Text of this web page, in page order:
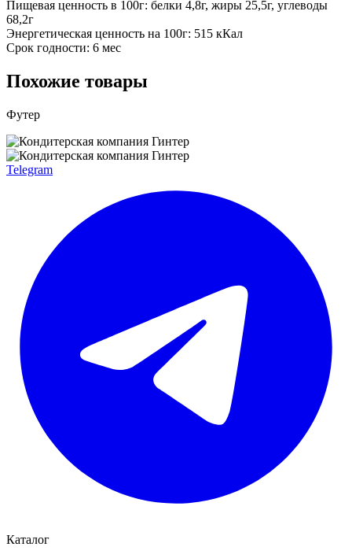
Пищевая ценность в 100г: белки 4,8г, жиры 25,5г, углеводы
68,2г
Энергетическая ценность на 100г: 515 кКал
Срок годности: 6 мес
Похожие товары
Футер
Telegram
Каталог